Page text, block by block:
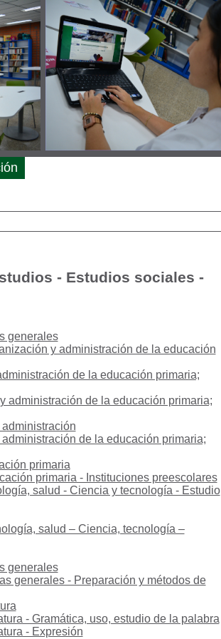
- Estudios sociales -
generales
y administración de la educación
de la educación primaria;
administración de la educación primaria;
de la educación primaria;
primaria
primaria - Instituciones preescolares
salud - Ciencia y tecnología - Estudio
salud – Ciencia, tecnología –
generales
generales - Preparación y métodos de
- Gramática, uso, estudio de la palabra
- Expresión